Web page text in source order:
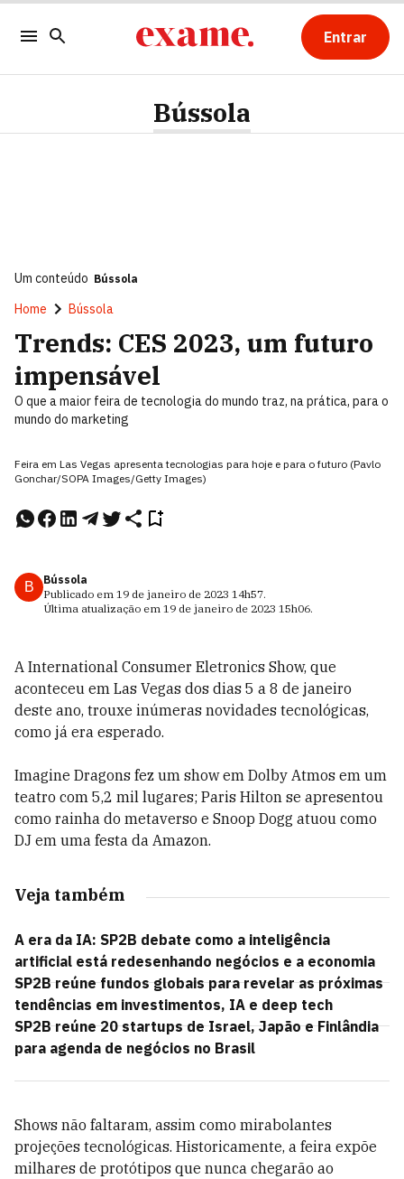
Entrar
Bússola
Um conteúdo Bússola
Home Bússola
Trends: CES 2023, um futuro
impensável
O que a maior feira de tecnologia do mundo traz, na prática, para o
mundo do marketing
Feira em Las Vegas apresenta tecnologias para hoje e para o futuro (Pavlo
Gonchar/SOPA Images/Getty Images)
B
Bússola
Publicado em 19 de janeiro de 2023 14h57.
Última atualização em 19 de janeiro de 2023 15h06.
A International Consumer Eletronics Show, que
aconteceu em Las Vegas dos dias 5 a 8 de janeiro
deste ano, trouxe inúmeras novidades tecnológicas,
como já era esperado.
Imagine Dragons fez um show em Dolby Atmos em um
teatro com 5,2 mil lugares; Paris Hilton se apresentou
como rainha do metaverso e Snoop Dogg atuou como
DJ em uma festa da Amazon.
Veja também
A era da IA: SP2B debate como a inteligência
artificial está redesenhando negócios e a economia
SP2B reúne fundos globais para revelar as próximas
tendências em investimentos, IA e deep tech
SP2B reúne 20 startups de Israel, Japão e Finlândia
para agenda de negócios no Brasil
Shows não faltaram, assim como mirabolantes
projeções tecnológicas. Historicamente, a feira expõe
milhares de protótipos que nunca chegarão ao